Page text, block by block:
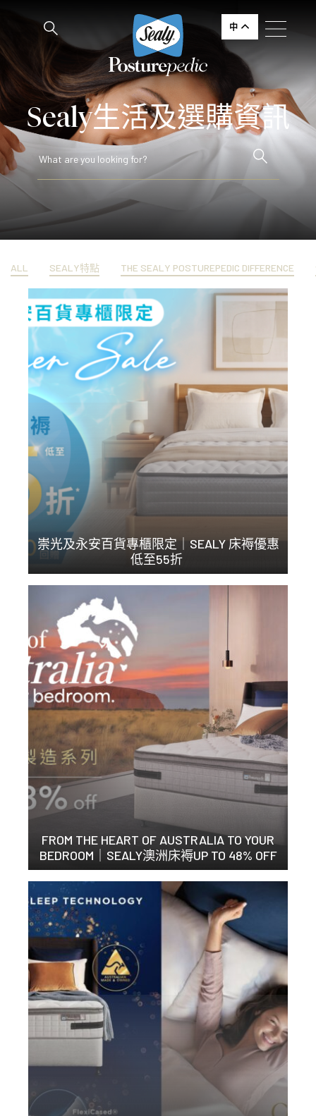
中
Sealy生活及選購資訊
ALL SEALY特點 THE SEALY POSTUREPEDIC DIFFERENCE
崇光及永安百貨專櫃限定｜SEALY 床褥優惠
低至55折
每晚好眠，就係對自己...
FROM THE HEART OF AUSTRALIA TO YOUR
BEDROOM｜SEALY澳洲床褥UP TO 48% OFF
始於澳洲匠心的舒適 ...